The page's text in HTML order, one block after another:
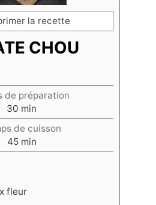
la recette
CHOU
de préparation
30 min
de cuisson
45 min
fleur